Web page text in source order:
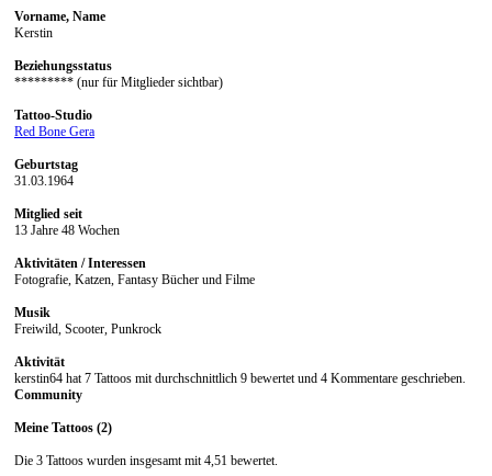
Vorname, Name
Kerstin
Beziehungsstatus
********* (nur für Mitglieder sichtbar)
Tattoo-Studio
Red Bone Gera
Geburtstag
31.03.1964
Mitglied seit
13 Jahre 48 Wochen
Aktivitäten / Interessen
Fotografie, Katzen, Fantasy Bücher und Filme
Musik
Freiwild, Scooter, Punkrock
Aktivität
kerstin64 hat 7 Tattoos mit durchschnittlich 9 bewertet und 4 Kommentare geschrieben.
Community
Meine Tattoos (2)
Die 3 Tattoos wurden insgesamt mit 4,51 bewertet.